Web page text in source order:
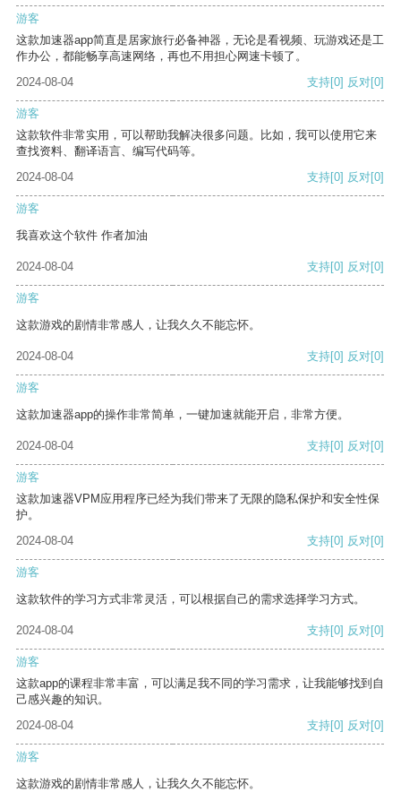
游客
这款加速器app简直是居家旅行必备神器，无论是看视频、玩游戏还是工
作办公，都能畅享高速网络，再也不用担心网速卡顿了。
2024-08-04
支持[0] 反对[0]
游客
这款软件非常实用，可以帮助我解决很多问题。比如，我可以使用它来
查找资料、翻译语言、编写代码等。
2024-08-04
支持[0] 反对[0]
游客
我喜欢这个软件 作者加油
2024-08-04 支持[0] 反对[0]
游客
这款游戏的剧情非常感人，让我久久不能忘怀。
2024-08-04 支持[0] 反对[0]
游客
这款加速器app的操作非常简单，一键加速就能开启，非常方便。
2024-08-04 支持[0] 反对[0]
游客
这款加速器VPM应用程序已经为我们带来了无限的隐私保护和安全性保
护。
2024-08-04
支持[0] 反对[0]
游客
这款软件的学习方式非常灵活，可以根据自己的需求选择学习方式。
2024-08-04 支持[0] 反对[0]
游客
这款app的课程非常丰富，可以满足我不同的学习需求，让我能够找到自
己感兴趣的知识。
2024-08-04
支持[0] 反对[0]
游客
这款游戏的剧情非常感人，让我久久不能忘怀。